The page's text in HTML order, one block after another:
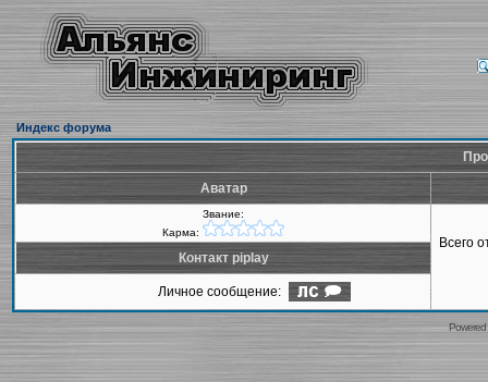
Индекс форума
Аватар
Звание:
Карма:
Всего
Контакт piplay
Личное сообщение: